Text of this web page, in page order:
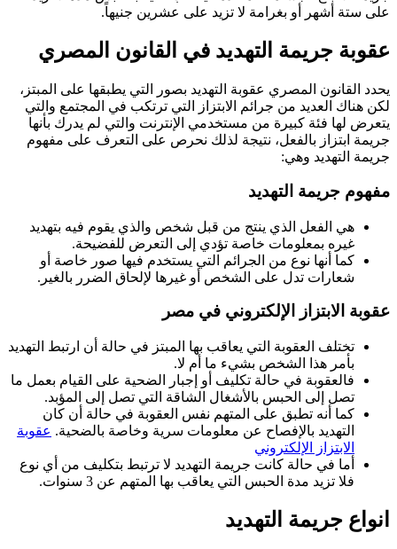
على ستة أشهر أو بغرامة لا تزيد على عشرين جنيهاً.
عقوبة جريمة التهديد في القانون المصري
يحدد القانون المصري عقوبة التهديد بصور التي يطبقها على المبتز،
لكن هناك العديد من جرائم الابتزاز التي ترتكب في المجتمع والتي
يتعرض لها فئة كبيرة من مستخدمي الإنترنت والتي لم يدرك بأنها
جريمة ابتزاز بالفعل، نتيجة لذلك نحرص على التعرف على مفهوم
جريمة التهديد وهي:
مفهوم جريمة التهديد
هي الفعل الذي ينتج من قبل شخص والذي يقوم فيه بتهديد
غيره بمعلومات خاصة تؤدي إلى التعرض للفضيحة.
كما أنها نوع من الجرائم التي يستخدم فيها صور خاصة أو
شعارات تدل على الشخص أو غيرها لإلحاق الضرر بالغير.
عقوبة الابتزاز الإلكتروني في مصر
تختلف العقوبة التي يعاقب بها المبتز في حالة أن ارتبط التهديد
بأمر هذا الشخص بشيء ما أم لا.
فالعقوبة في حالة تكليف أو إجبار الضحية على القيام بعمل ما
تصل إلى الحبس بالأشغال الشاقة التي تصل إلى المؤبد.
كما أنه تطبق على المتهم نفس العقوبة في حالة أن كان
التهديد بالإفصاح عن معلومات سرية وخاصة بالضحية. عقوبة
الابتزاز الإلكتروني
أما في حالة كانت جريمة التهديد لا ترتبط بتكليف من أي نوع
فلا تزيد مدة الحبس التي يعاقب بها المتهم عن 3 سنوات.
انواع جريمة التهديد